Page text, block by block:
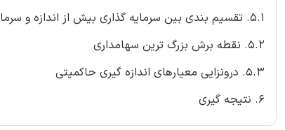
5.1. تقسیم بندی بین سرمایه گذاری بیش از اندازه و سرمایه گذاری کم اندازه
5.2. نقطه برش بزرگ ترین سهامداری
5.3. درونزایی معیارهای اندازه گیری حاکمیتی
6. نتیجه گیری